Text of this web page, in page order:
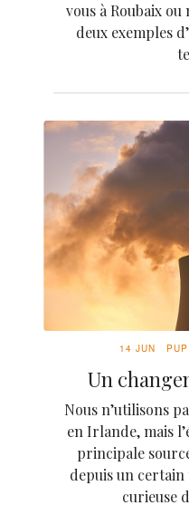
vous à Roubaix ou
deux exemples
14 JUN
Un
Nous n’utilisons
en Irlande, mais
principale
depuis un certain
curieuse